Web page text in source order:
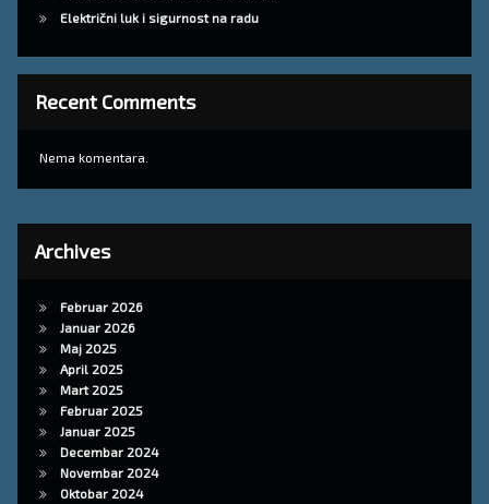
Električni luk i sigurnost na radu
Recent Comments
Nema komentara.
Archives
Februar 2026
Januar 2026
Maj 2025
April 2025
Mart 2025
Februar 2025
Januar 2025
Decembar 2024
Novembar 2024
Oktobar 2024